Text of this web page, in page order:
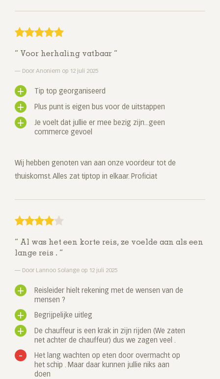
Voor herhaling vatbaar
Door Anoniem op 12 juli 2025
Tip top georganiseerd
Plus punt is eigen bus voor de uitstappen
Je voelt dat jullie er mee bezig zijn...geen
commerce gevoel
Wij hebben genoten van aan onze voordeur tot de
thuiskomst. Alles zat tiptop in elkaar. Proficiat
Al was het een korte reis, ze voelde aan als een
lange reis .
Door Lannoo Solange op 12 juli 2025
Reisleider hielt rekening met de wensen van de
mensen ?
Begrijpelijke uitleg
De chauffeur is een krak in zijn rijden (We zaten
net achter de chauffeur) dus we zagen veel .
Het lang wachten op eten door overmacht op
het schip . Maar daar kunnen jullie niks aan
doen